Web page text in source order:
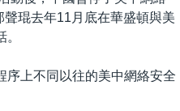
琨去年11月底在華盛頓與美
序上不同以往的美中網絡安全